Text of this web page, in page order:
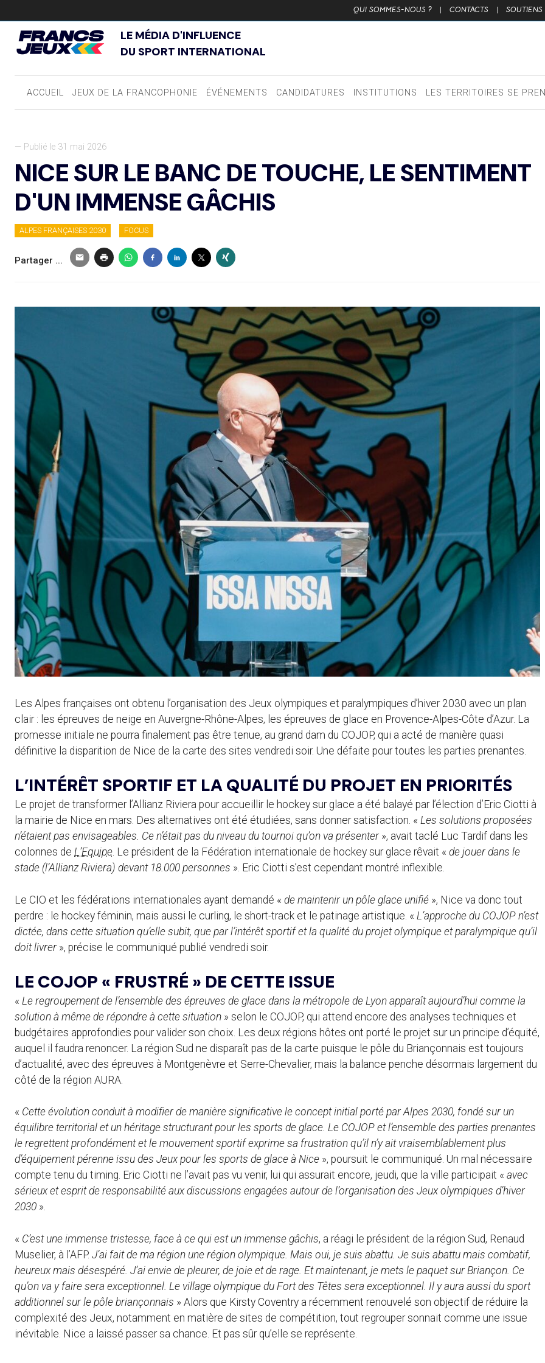
QUI SOMMES-NOUS ? | CONTACTS | SOUTIENS
LE MÉDIA D'INFLUENCE
DU SPORT INTERNATIONAL
ACCUEIL JEUX DE LA FRANCOPHONIE ÉVÉNEMENTS CANDIDATURES INSTITUTIONS LES TERRITOIRES SE
— Publié le 31 mai 2026
NICE SUR LE BANC DE TOUCHE, LE SENTIMENT
D'UN IMMENSE GÂCHIS
ALPES FRANÇAISES 2030 FOCUS
Partager ...
Les Alpes françaises ont obtenu l’organisation des Jeux olympiques et paralympiques d’hiver 2030 avec un plan
clair : les épreuves de neige en Auvergne-Rhône-Alpes, les épreuves de glace en Provence-Alpes-Côte d’Azur. La
promesse initiale ne pourra finalement pas être tenue, au grand dam du COJOP, qui a acté de manière quasi
définitive la disparition de Nice de la carte des sites vendredi soir. Une défaite pour toutes les parties prenantes.
L’INTÉRÊT SPORTIF ET LA QUALITÉ DU PROJET EN PRIORITÉS
Le projet de transformer l’Allianz Riviera pour accueillir le hockey sur glace a été balayé par l’élection d’Eric Ciotti à
la mairie de Nice en mars. Des alternatives ont été étudiées, sans donner satisfaction. « Les solutions proposées
n’étaient pas envisageables. Ce n’était pas du niveau du tournoi qu’on va présenter», avait taclé Luc Tardif dans les
colonnes de L’Equipe. Le président de la Fédération internationale de hockey sur glace rêvait « de jouer dans le
stade (l’Allianz Riviera) devant 18.000 personnes ». Eric Ciotti s’est cependant montré inflexible.
Le CIO et les fédérations internationales ayant demandé « de maintenir un pôle glace unifié », Nice va donc tout
perdre : le hockey féminin, mais aussi le curling, le short-track et le patinage artistique. « L’approche du COJOP n’est
dictée, dans cette situation qu’elle subit, que par l’intérêt sportif et la qualité du projet olympique et paralympique qu’il
doit livrer», précise le communiqué publié vendredi soir.
LE COJOP « FRUSTRÉ » DE CETTE ISSUE
« Le regroupement de l’ensemble des épreuves de glace dans la métropole de Lyon apparaît aujourd’hui comme la
solution à même de répondre à cette situation » selon le COJOP, qui attend encore des analyses techniques et
budgétaires approfondies pour valider son choix. Les deux régions hôtes ont porté le projet sur un principe d’équité,
auquel il faudra renoncer. La région Sud ne disparaît pas de la carte puisque le pôle du Briançonnais est toujours
d’actualité, avec des épreuves à Montgenèvre et Serre-Chevalier, mais la balance penche désormais largement du
côté de la région AURA.
« Cette évolution conduit à modifier de manière significative le concept initial porté par Alpes 2030, fondé sur un
équilibre territorial et un héritage structurant pour les sports de glace. Le COJOP et l’ensemble des parties prenantes
le regrettent profondément et le mouvement sportif exprime sa frustration qu’il n’y ait vraisemblablement plus
d’équipement pérenne issu des Jeux pour les sports de glace à Nice », poursuit le communiqué. Un mal nécessaire
compte tenu du timing. Eric Ciotti ne l’avait pas vu venir, lui qui assurait encore, jeudi, que la ville participait « avec
sérieux et esprit de responsabilité aux discussions engagées autour de l’organisation des Jeux olympiques d’hiver
2030 ».
« C’est une immense tristesse, face à ce qui est un immense gâchis, a réagi le président de la région Sud, Renaud
Muselier, à l’AFP. J’ai fait de ma région une région olympique. Mais oui, je suis abattu. Je suis abattu mais combatif,
heureux mais désespéré. J’ai envie de pleurer, de joie et de rage. Et maintenant, je mets le paquet sur Briançon. Ce
qu’on va y faire sera exceptionnel. Le village olympique du Fort des Têtes sera exceptionnel. Il y aura aussi du sport
additionnel sur le pôle briançonnais » Alors que Kirsty Coventry a récemment renouvelé son objectif de réduire la
complexité des Jeux, notamment en matière de sites de compétition, tout regrouper sonnait comme une issue
inévitable. Nice a laissé passer sa chance. Et pas sûr qu’elle se représente.